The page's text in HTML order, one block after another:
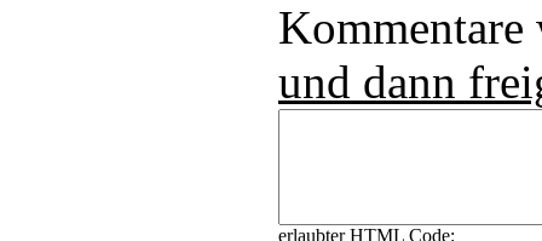
und dann
erlaubter HTML Code: